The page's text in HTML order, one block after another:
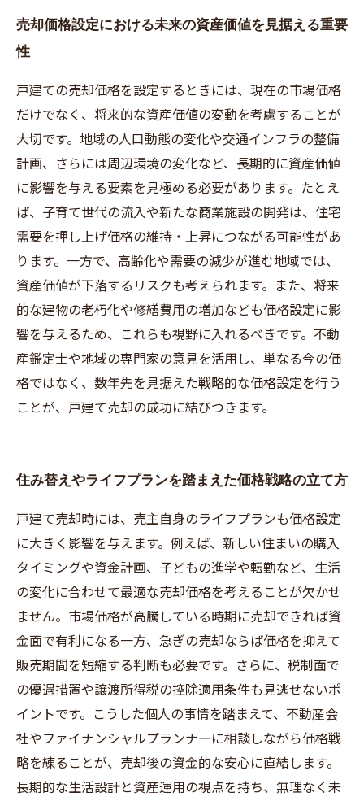
売却価格設定における未来の資産価値を見据える重要
性
戸建ての売却価格を設定するときには、現在の市場価格
だけでなく、将来的な資産価値の変動を考慮することが
大切です。地域の人口動態の変化や交通インフラの整備
計画、さらには周辺環境の変化など、長期的に資産価値
に影響を与える要素を見極める必要があります。たとえ
ば、子育て世代の流入や新たな商業施設の開発は、住宅
需要を押し上げ価格の維持・上昇につながる可能性があ
ります。一方で、高齢化や需要の減少が進む地域では、
資産価値が下落するリスクも考えられます。また、将来
的な建物の老朽化や修繕費用の増加なども価格設定に影
響を与えるため、これらも視野に入れるべきです。不動
産鑑定士や地域の専門家の意見を活用し、単なる今の価
格ではなく、数年先を見据えた戦略的な価格設定を行う
ことが、戸建て売却の成功に結びつきます。
住み替えやライフプランを踏まえた価格戦略の立て方
戸建て売却時には、売主自身のライフプランも価格設定
に大きく影響を与えます。例えば、新しい住まいの購入
タイミングや資金計画、子どもの進学や転勤など、生活
の変化に合わせて最適な売却価格を考えることが欠かせ
ません。市場価格が高騰している時期に売却できれば資
金面で有利になる一方、急ぎの売却ならば価格を抑えて
販売期間を短縮する判断も必要です。さらに、税制面で
の優遇措置や譲渡所得税の控除適用条件も見逃せないポ
イントです。こうした個人の事情を踏まえて、不動産会
社やファイナンシャルプランナーに相談しながら価格戦
略を練ることが、売却後の資金的な安心に直結します。
長期的な生活設計と資産運用の視点を持ち、無理なく未